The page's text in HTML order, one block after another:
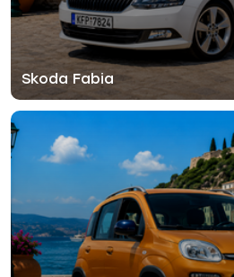
Skoda Fabia